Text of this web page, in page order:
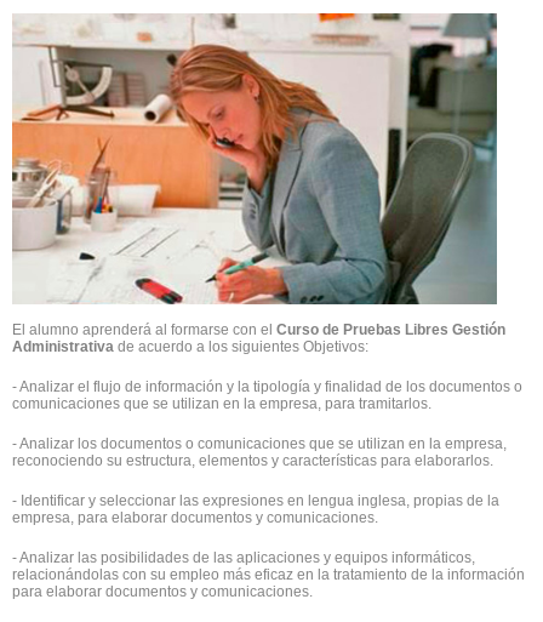
El alumno aprenderá al formarse con el Curso de Pruebas Libres Gestión
Administrativa de acuerdo a los siguientes Objetivos:
- Analizar el flujo de información y la tipología y finalidad de los documentos o
comunicaciones que se utilizan en la empresa, para tramitarlos.
- Analizar los documentos o comunicaciones que se utilizan en la empresa,
reconociendo su estructura, elementos y características para elaborarlos.
- Identificar y seleccionar las expresiones en lengua inglesa, propias de la
empresa, para elaborar documentos y comunicaciones.
- Analizar las posibilidades de las aplicaciones y equipos informáticos,
relacionándolas con su empleo más eficaz en la tratamiento de la información
para elaborar documentos y comunicaciones.